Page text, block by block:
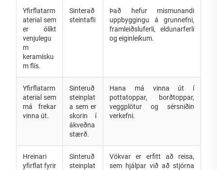
Yfirflatarm
aterial sem
er ólíkt
venjulegu
m
keramísku
m flís.
Sinterað
steintafli
Það hefur mismunandi
uppbyggingu á grunnefni,
framleiðsluferli, eldunarferli
og eiginleikum.
Yfirflatarm
aterial sem
má frekar
vinna út.
Sinteruð
steinplat
a sem er
skorin í
ákveðna
stærð.
Hana má vinna út í
pottatoppar, borðtoppar,
veggplötur og sérsniðin
verkefni.
Hreinari
yfirflat fyrir
Sinteruð
steinplat
Vökvar er erfitt að reisa,
sem hjálpar við að stjórna